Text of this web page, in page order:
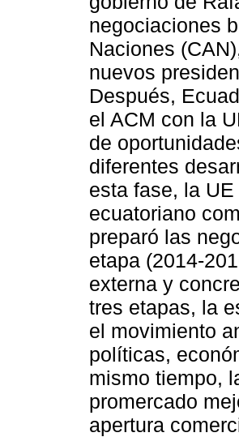
negociaciones
Naciones
nuevos
Después,
el ACM con la
de
diferentes
esta fase, la
ecuatoriano
preparó las
etapa (2014-
externa y
tres etapas, la
el movimiento
políticas,
mismo tiempo,
promercado
apertura